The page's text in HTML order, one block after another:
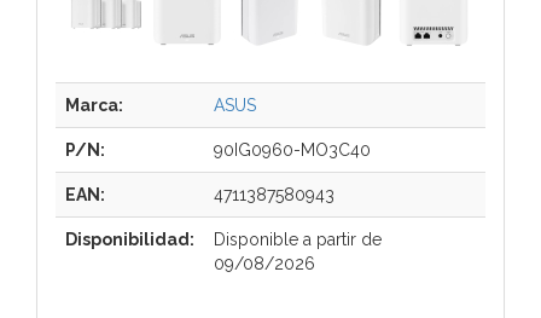
Marca: ASUS
P/N: 90IG0960-MO3C40
EAN: 4711387580943
Disponibilidad:
Disponible a partir de
09/08/2026